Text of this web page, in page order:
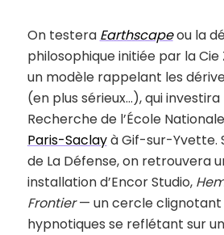
On testera Earthscapeou la
philosophique initiée par la Cie
un modèle rappelant les
(en plus sérieux…), qui
Recherche de l’École
Paris-Saclayà Gif-sur-Yvette.
de La Défense, on retrouvera
installation d’Encor Studio,
Frontier— un cercle clignotant
hypnotiques se reflétant sur